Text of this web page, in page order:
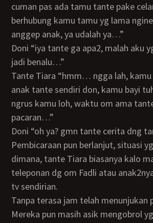
cuman pas ada tamu tante pake
berhubung kamu tamu yg lama
anggep anak, ya udalah ya…”
Doni “iya tante ga apa2, malah aku yg jadi ga enak
jadi benalu…”
Tante Tiara “hmm… ngga lah, kamu tuh dah kayak
anak tante sendiri don, kamu bayi
ngrus kamu loh, waktu om ama
pacaran…”
Doni “oh ya? gmn tante cerita dng
Pembicaraan pun berlanjut, situasi yg tak biasa terjadi
dimana, tante Tiara biasanya kalo
teleponan dg om Fadli atau
tv sendirian.
Tanpa terasa jam telah menunjukan pukul 2 pagi.
Mereka pun masih asik mengobrol